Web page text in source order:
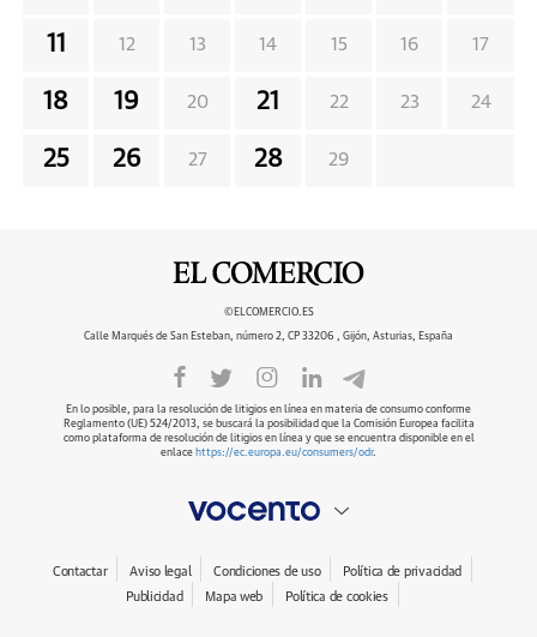
11 12 13 14 15 16 17
18 19 20 21 22 23 24
25 26 27 28 29
©ELCOMERCIO.ES
Calle Marqués de San Esteban, número 2, CP 33206 , Gijón, Asturias, España
En lo posible, para la resolución de litigios en línea en materia de consumo conforme
Reglamento (UE) 524/2013, se buscará la posibilidad que la Comisión Europea facilita
como plataforma de resolución de litigios en línea y que se encuentra disponible en el
enlace https://ec.europa.eu/consumers/odr.
Contactar Aviso legal Condiciones de uso
Política de privacidad
Publicidad
Mapa web Política de cookies